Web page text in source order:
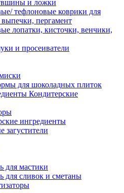
и ложки
тефлоновые коврики для
выпечки, пергамент
лопатки, кисточки, венчики,
и просеиватели
для шоколадных плиток
Кондитерские
ингредиенты
загустители
для мастики
для сливок и сметаны